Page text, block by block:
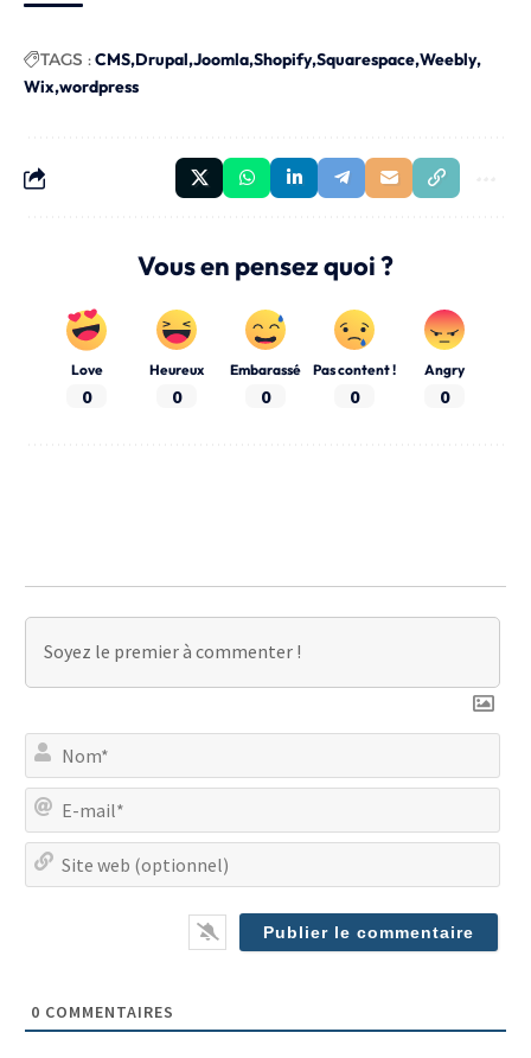
TAGS :CMS Drupal Joomla Shopify Squarespace Weebly
Wix wordpress
Vous en pensez quoi ?
Love
0
Heureux
0
Embarassé
0
Pas content !
0
Angry
0
0 COMMENTAIRES